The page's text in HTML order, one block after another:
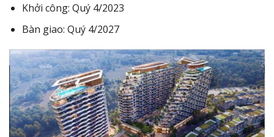
Khởi công: Quý 4/2023
Bàn giao: Quý 4/2027